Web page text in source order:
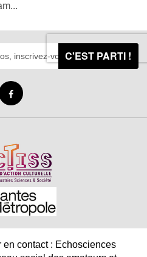
C'EST PARTI !
en contact : Echosciences